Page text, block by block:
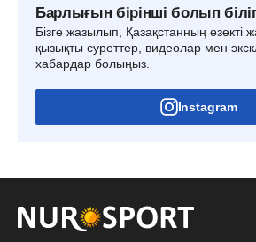
Барлығын бірінші болып
Бізге жазылып, Қазақстанның өзекті
қызықты суреттер, видеолар мен
хабардар болыңыз.
Instagram